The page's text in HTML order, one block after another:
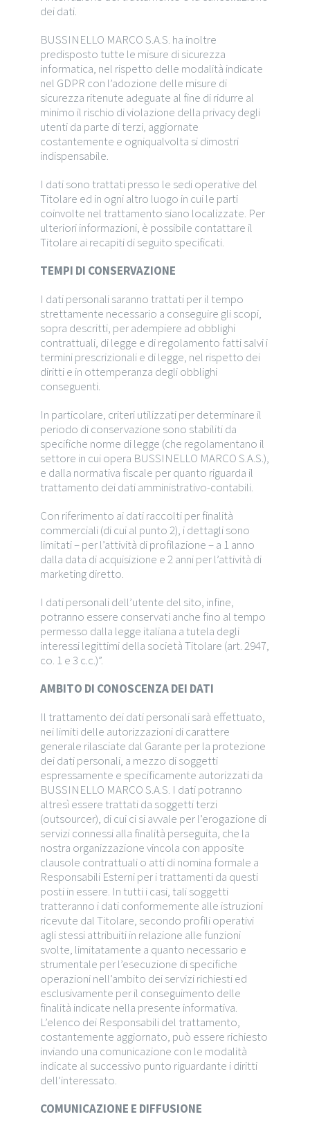
dei dati.
BUSSINELLO MARCO S.A.S. ha inoltre
predisposto tutte le misure di sicurezza
informatica, nel rispetto delle modalità indicate
nel GDPR con l’adozione delle misure di
sicurezza ritenute adeguate al fine di ridurre al
minimo il rischio di violazione della privacy degli
utenti da parte di terzi, aggiornate
costantemente e ogniqualvolta si dimostri
indispensabile.
I dati sono trattati presso le sedi operative del
Titolare ed in ogni altro luogo in cui le parti
coinvolte nel trattamento siano localizzate. Per
ulteriori informazioni, è possibile contattare il
Titolare ai recapiti di seguito specificati.
TEMPI DI CONSERVAZIONE
I dati personali saranno trattati per il tempo
strettamente necessario a conseguire gli scopi,
sopra descritti, per adempiere ad obblighi
contrattuali, di legge e di regolamento fatti salvi i
termini prescrizionali e di legge, nel rispetto dei
diritti e in ottemperanza degli obblighi
conseguenti.
In particolare, criteri utilizzati per determinare il
periodo di conservazione sono stabiliti da
specifiche norme di legge (che regolamentano il
settore in cui opera BUSSINELLO MARCO S.A.S.),
e dalla normativa fiscale per quanto riguarda il
trattamento dei dati amministrativo-contabili.
Con riferimento ai dati raccolti per finalità
commerciali (di cui al punto 2), i dettagli sono
limitati – per l’attività di profilazione – a 1 anno
dalla data di acquisizione e 2 anni per l’attività di
marketing diretto.
I dati personali dell’utente del sito, infine,
potranno essere conservati anche fino al tempo
permesso dalla legge italiana a tutela degli
interessi legittimi della società Titolare (art. 2947,
co. 1 e 3 c.c.)”.
AMBITO DI CONOSCENZA DEI DATI
Il trattamento dei dati personali sarà effettuato,
nei limiti delle autorizzazioni di carattere
generale rilasciate dal Garante per la protezione
dei dati personali, a mezzo di soggetti
espressamente e specificamente autorizzati da
BUSSINELLO MARCO S.A.S. I dati potranno
altresì essere trattati da soggetti terzi
(outsourcer), di cui ci si avvale per l’erogazione di
servizi connessi alla finalità perseguita, che la
nostra organizzazione vincola con apposite
clausole contrattuali o atti di nomina formale a
Responsabili Esterni per i trattamenti da questi
posti in essere. In tutti i casi, tali soggetti
tratteranno i dati conformemente alle istruzioni
ricevute dal Titolare, secondo profili operativi
agli stessi attribuiti in relazione alle funzioni
svolte, limitatamente a quanto necessario e
strumentale per l’esecuzione di specifiche
operazioni nell’ambito dei servizi richiesti ed
esclusivamente per il conseguimento delle
finalità indicate nella presente informativa.
L’elenco dei Responsabili del trattamento,
costantemente aggiornato, può essere richiesto
inviando una comunicazione con le modalità
indicate al successivo punto riguardante i diritti
dell’interessato.
COMUNICAZIONE E DIFFUSIONE